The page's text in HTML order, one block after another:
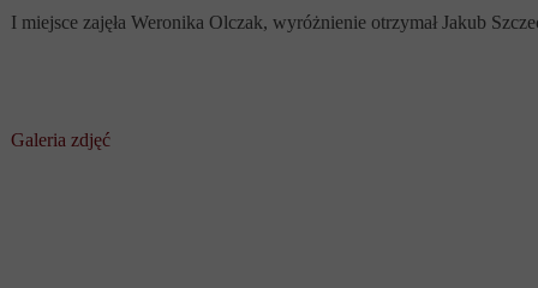
I miejsce zajęła Weronika Olczak, wyróżnienie otrzymał Jakub
Galeria zdjęć